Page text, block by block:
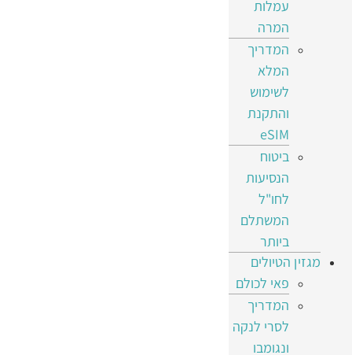
עמלות
המרה
המדריך
המלא
לשימוש
והתקנת
eSIM
ביטוח
הנסיעות
לחו"ל
המשתלם
ביותר
מגזין הטיולים
פאי לכולם
המדריך
לסרי לנקה
ונגומבו